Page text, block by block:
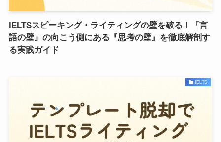
IELTSスピーキング・ライティングの壁を破る！『言
語の壁』の向こう側にある『思考の壁』を徹底解剖す
る実践ガイド
IELTS